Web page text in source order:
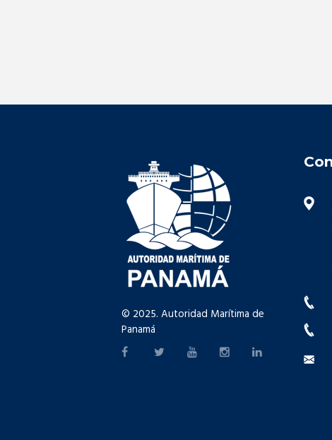
© 2025. Autoridad Marítima de
Panamá